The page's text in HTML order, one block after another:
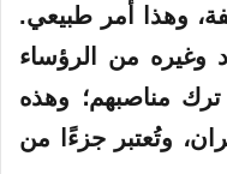
وهذا أمر طبيعي.
وغيره من الرؤساء
مناصبهم؛ وهذه
وتُعتبر جزءًا من